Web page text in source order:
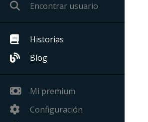
Encontrar usuario
Historias
Blog
Mi premium
Configuración